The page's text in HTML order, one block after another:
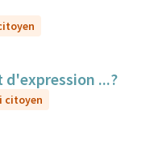
d'expression ...?
citoyen